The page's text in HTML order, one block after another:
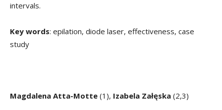
intervals.
Key words: epilation, diode laser, effectiveness, case
study
Magdalena Atta-Motte (1), Izabela Załęska (2,3)